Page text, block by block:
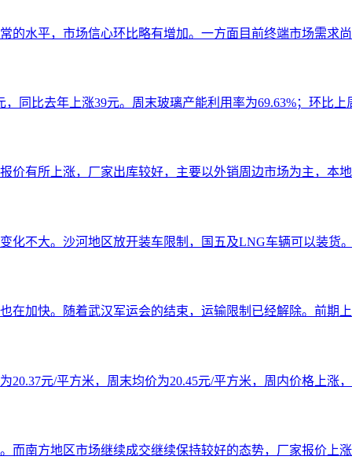
的水平，市场信心环比略有增加。一方面目前终端市场需求
同比去年上涨39元。周末玻璃产能利用率为69.63%；环比上
价有所上涨，厂家出库较好，主要以外销周边市场为主，本
化不大。沙河地区放开装车限制，国五及LNG车辆可以装货
在加快。随着武汉军运会的结束，运输限制已经解除。前期
元/平方米，周末均价为20.45元/平方米，周内价格上涨
而南方地区市场继续成交继续保持较好的态势，厂家报价上